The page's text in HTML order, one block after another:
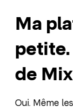
Ma
de
Oui. Même